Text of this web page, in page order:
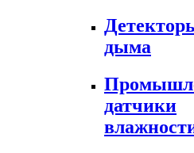
дыма
датчики